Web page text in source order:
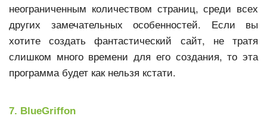
неограниченным количеством страниц, среди всех
других замечательных особенностей. Если вы
хотите создать фантастический сайт, не тратя
слишком много времени для его создания, то эта
программа будет как нельзя кстати.
7. BlueGriffon